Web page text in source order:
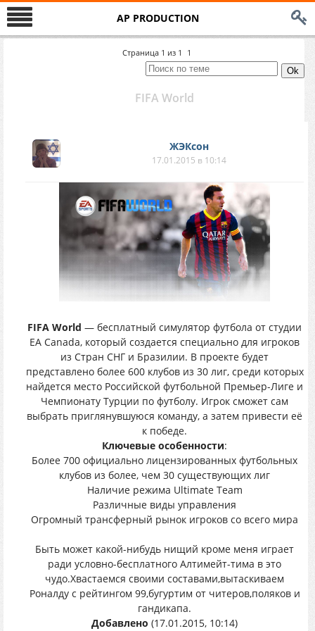
AP PRODUCTION
Страница 1 из 1 1
FIFA World
ЖЭКсон
17.01.2015 в 10:14
FIFA World — бесплатный симулятор футбола от студии
EA Canada, который создается специально для игроков
из Стран СНГ и Бразилии. В проекте будет
представлено более 600 клубов из 30 лиг, среди которых
найдется место Российской футбольной Премьер-Лиге и
Чемпионату Турции по футболу. Игрок сможет сам
выбрать приглянувшуюся команду, а затем привести её
к победе.
Ключевые особенности:
Более 700 официально лицензированных футбольных
клубов из более, чем 30 существующих лиг
Наличие режима Ultimate Team
Различные виды управления
Огромный трансферный рынок игроков со всего мира
Быть может какой-нибудь нищий кроме меня играет
ради условно-бесплатного Алтимейт-тима в это
чудо.Хвастаемся своими составами,вытаскиваем
Роналду с рейтингом 99,бугуртим от читеров,поляков и
гандикапа.
Добавлено (17.01.2015, 10:14)